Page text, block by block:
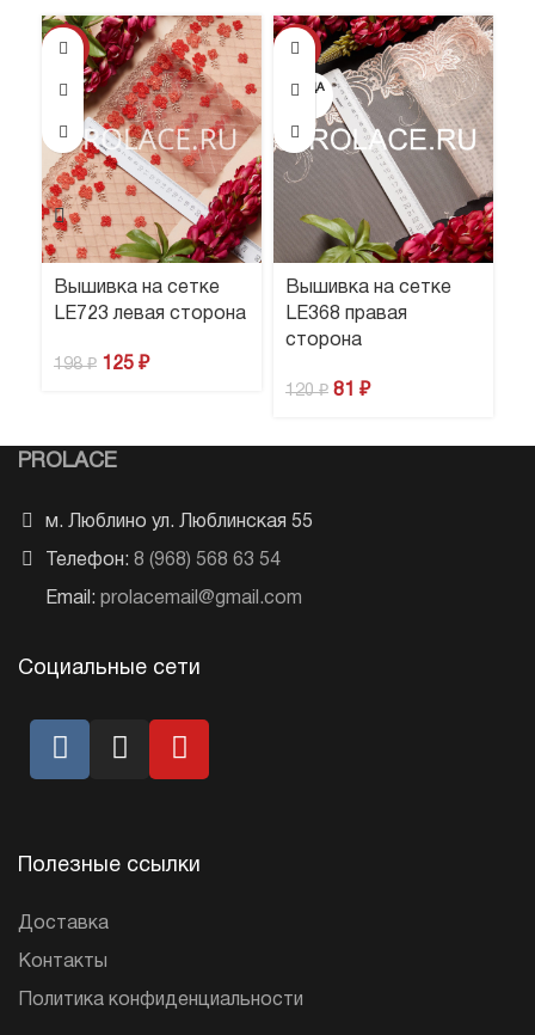
Вышивка на сетке
LE723 левая сторона
198₽ 125 ₽
ПРОДА
Вышивка на сетке
LE368 правая
сторона
120₽ 81 ₽
PROLACE
м. Люблино ул. Люблинская 55
Телефон: 8 (968) 568 63 54
Email: prolacemail@gmail.com
Социальные сети
Полезные ссылки
Доставка
Контакты
Политика конфиденциальности